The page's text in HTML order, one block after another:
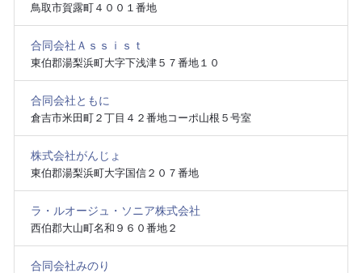
鳥取市賀露町４００１番地
合同会社Ａｓｓｉｓｔ
東伯郡湯梨浜町大字下浅津５７番地１０
合同会社ともに
倉吉市米田町２丁目４２番地コーポ山根５号室
株式会社がんじょ
東伯郡湯梨浜町大字国信２０７番地
ラ・ルオージュ・ソニア株式会社
西伯郡大山町名和９６０番地２
合同会社みのり